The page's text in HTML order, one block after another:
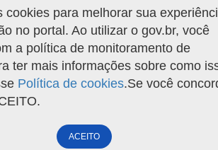
cookies para melhorar sua
no portal. Ao utilizar o gov.br, você
a política de monitoramento de
ter mais informações sobre como
Política de cookies.Se você
ACEITO